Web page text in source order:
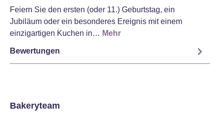
Feiern Sie den ersten (oder 11.) Geburtstag, ein
Jubiläum oder ein besonderes Ereignis mit einem
einzigartigen Kuchen in… Mehr
Bewertungen
Bakeryteam